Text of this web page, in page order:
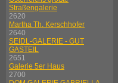
Straßengalerie
2620
Martha Th. Kerschhofer
2640
SEIDL-GALERIE - GUT
GASTEIL
2651
Galerie 5er Haus
2700